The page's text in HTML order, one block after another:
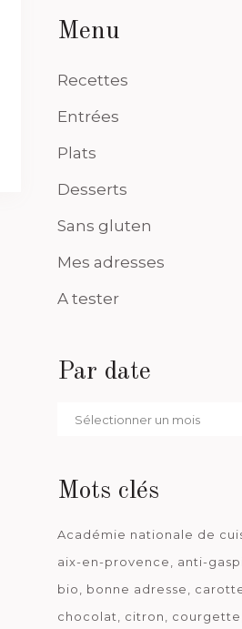
Menu
Recettes
Entrées
Plats
Desserts
Sans gluten
Mes adresses
A tester
Par date
Par
Mots clés
Académie nationale de
aix-en-provence
anti-
bio
bonne adresse
chocolat
citron courgette